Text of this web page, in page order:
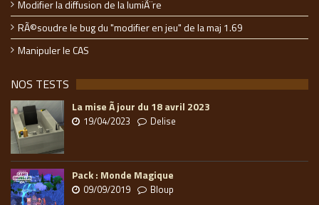
Modifier la diffusion de la lumiÃ¨re
RÃ©soudre le bug du "modifier en jeu" de la maj 1.69
Manipuler le CAS
NOS TESTS
La mise Ã jour du 18 avril 2023
19/04/2023 Delise
Pack : Monde Magique
09/09/2019 Bloup